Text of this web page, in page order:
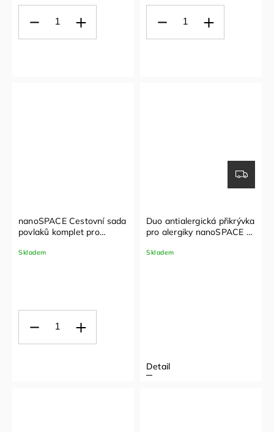
nanoSPACE Cestovní sada
povlaků komplet pro
Skladem
Duo antialergická přikrývka
pro alergiky nanoSPACE -
Skladem
Detail